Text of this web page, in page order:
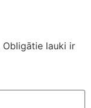
Obligātie lauki ir